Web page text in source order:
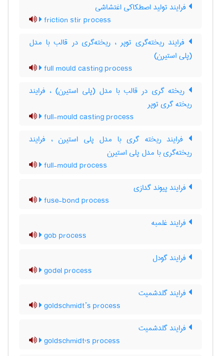
فرایند تولید اصطکاکی اغتشاشی
friction stir process
فرایند ریخته‌گری توپر ، ریخته‌گری در قالب با مدل
(پلی استیرن)
full mould casting process
ریخته گری در قالب با مدل (پلی استیرن) ، فرایند
ریخته گری توپر
full-mould casting process
فرایند ریخته گری با مدل پلی استیرن ، فرایند
ریخته‌گری با مدل پلی استیرن
full-mould process
فرایند پیوند گدازی
fuse-bond process
فرایند غلمبه
gob process
فرایند گودل
godel process
فرایند گلدشمیت
goldschmidt’s process
فرایند گلدشمیت
goldschmidt's process